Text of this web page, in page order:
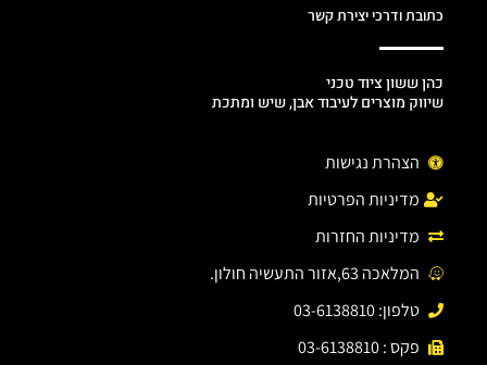
כתובת ודרכי יצירת קשר
כהן ששון ציוד טכני
שיווק מוצרים לעיבוד אבן, שיש ומתכת
הצהרת נגישות
מדיניות הפרטיות
מדיניות החזרות
המלאכה 63,אזור התעשיה חולון.
טלפון: 03-6138810
פקס : 03-6138810